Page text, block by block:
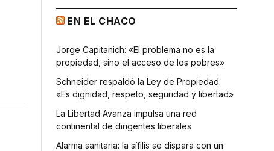
EN EL CHACO
Jorge Capitanich: «El problema no es la
propiedad, sino el acceso de los pobres»
Schneider respaldó la Ley de Propiedad:
«Es dignidad, respeto, seguridad y libertad»
La Libertad Avanza impulsa una red
continental de dirigentes liberales
Alarma sanitaria: la sífilis se dispara con un